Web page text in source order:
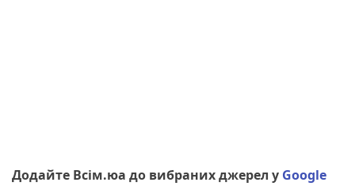
Додайте Всім.юа до вибраних джерел у Google